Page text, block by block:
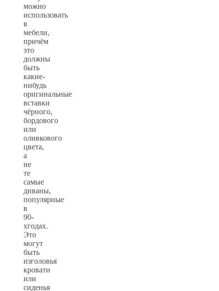
можно
использовать
в
мебели,
причём
это
должны
быть
какие-
нибудь
оригинальные
вставки
чёрного,
бордового
или
оливкового
цвета,
а
не
те
самые
диваны,
популярные
в
90-
хгодах.
Это
могут
быть
изголовья
кровати
или
сиденья